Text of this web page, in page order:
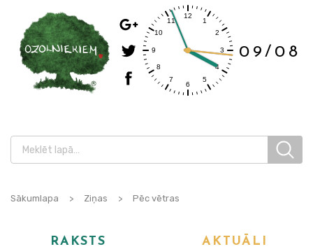
09/08
Sākumlapa > Ziņas > Pēc vētras
RAKSTS AKTUĀLI